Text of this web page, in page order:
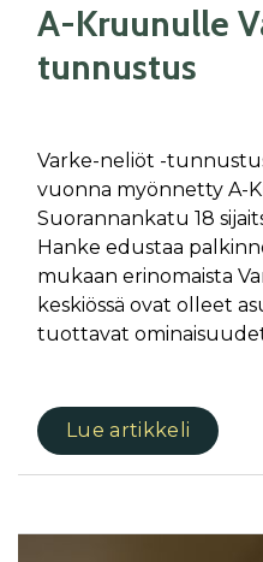
A-Kruunulle
tunnustus
Varke-neliöt -
vuonna myönnetty A-
Suorannankatu 18
Hanke edustaa
mukaan erinomaista
keskiössä ovat olleet
tuottavat
Lue artikkeli